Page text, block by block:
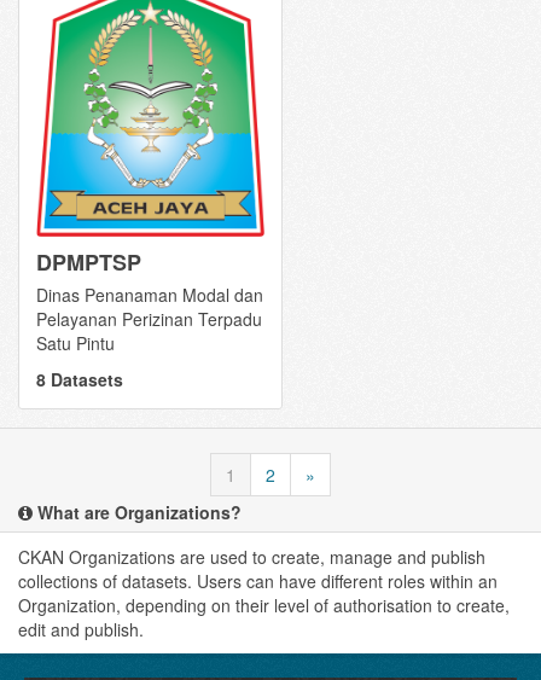
DPMPTSP
Dinas Penanaman Modal dan
Pelayanan Perizinan Terpadu
Satu Pintu
8 Datasets
1 2
»
What are Organizations?
CKAN Organizations are used to create, manage and publish
collections of datasets. Users can have different roles within an
Organization, depending on their level of authorisation to create,
edit and publish.